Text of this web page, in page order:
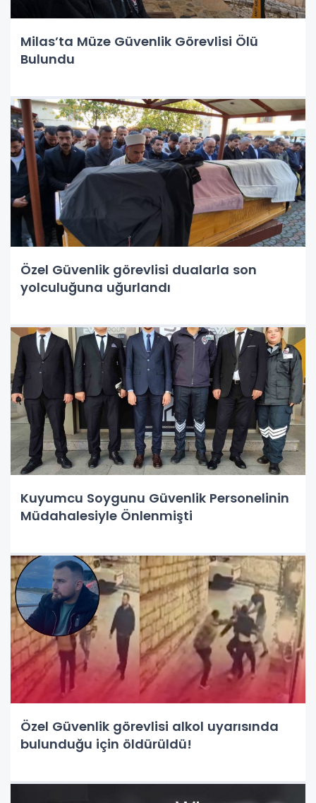
Milas’ta Müze Güvenlik Görevlisi Ölü
Bulundu
Özel Güvenlik görevlisi dualarla son
yolculuğuna uğurlandı
Kuyumcu Soygunu Güvenlik Personelinin
Müdahalesiyle Önlenmişti
Özel Güvenlik görevlisi alkol uyarısında
bulunduğu için öldürüldü!